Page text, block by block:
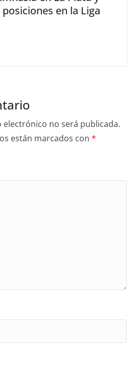
en la Liga
no será publicada.
están marcados con *